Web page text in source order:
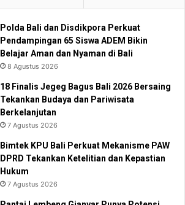
Polda Bali dan Disdikpora Perkuat
Pendampingan 65 Siswa ADEM Bikin
Belajar Aman dan Nyaman di Bali
8 Agustus 2026
18 Finalis Jegeg Bagus Bali 2026 Bersaing
Tekankan Budaya dan Pariwisata
Berkelanjutan
7 Agustus 2026
Bimtek KPU Bali Perkuat Mekanisme PAW
DPRD Tekankan Ketelitian dan Kepastian
Hukum
7 Agustus 2026